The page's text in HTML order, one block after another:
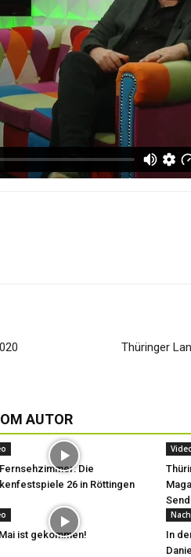
Thüringer
AUTOR
Die
26 in Röttingen
ist gekommen!
In